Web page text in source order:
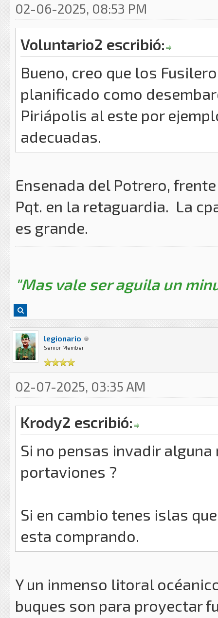
02-06-2025, 08:53 PM
Voluntario2 escribió:
Bueno, creo que los
planificado como
Piriápolis al este por
adecuadas.
Ensenada del Potrero,
Pqt. en la retaguardia. La
es grande.
"Mas vale ser aguila un
legionario
Senior Member
02-07-2025, 03:35 AM
Krody2 escribió:
Si no pensas invadir
portaviones ?
Si en cambio tenes islas
esta comprando.
Y un inmenso litoral
buques son para proyectar